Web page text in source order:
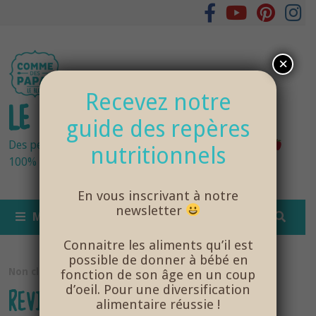
LE BLOG DES PAPAS
Des petits pots bébés fraîchement cuisinés
100% bio et de saison… et cela change tout !
MENU
Non classé
REVIVEZ LE WEEKEND DES PAPAS
Recevez notre
guide des repères
nutritionnels
En vous inscrivant à notre
newsletter
Connaitre les aliments qu’il est
possible de donner à bébé en
fonction de son âge en un coup
d’oeil. Pour une diversification
alimentaire réussie !
×